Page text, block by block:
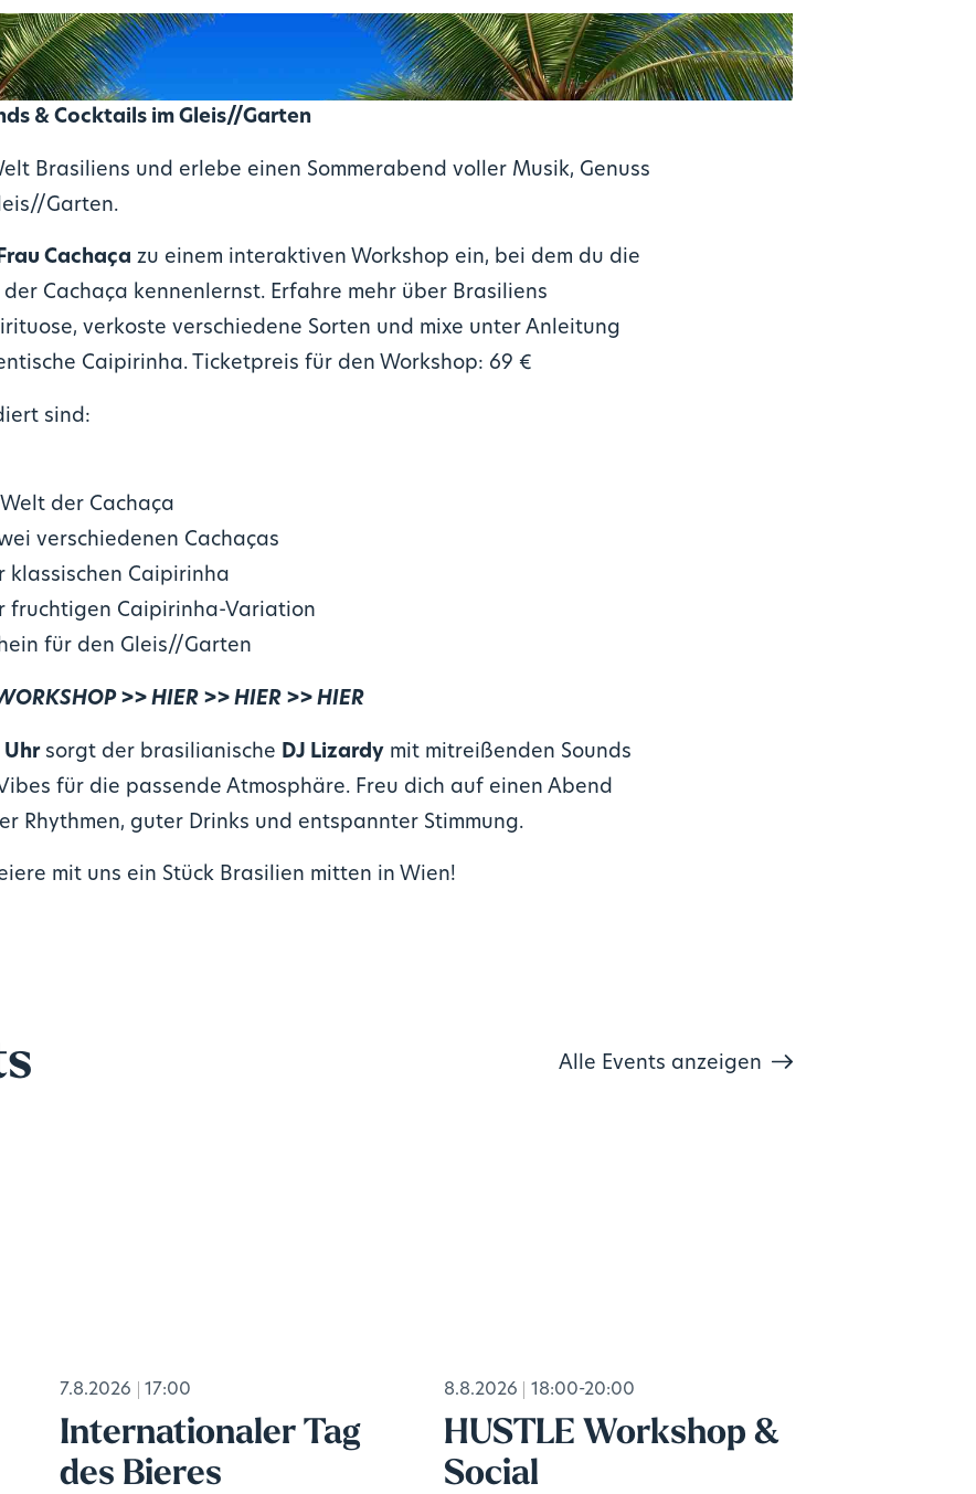
& Cocktails im Gleis//Garten
Brasiliens und erlebe einen Sommerabend voller Musik, Genuss
Garten.
Cachaça zu einem interaktiven Workshop ein, bei dem du die
Cachaça kennenlernst. Erfahre mehr über Brasiliens
verkoste verschiedene Sorten und mixe unter Anleitung
Caipirinha. Ticketpreis für den Workshop: 69 €
sind:
der Cachaça
verschiedenen Cachaças
klassischen Caipirinha
fruchtigen Caipirinha-Variation
für den Gleis//Garten
>> HIER >> HIER >> HIER
Uhrsorgt der brasilianische DJ Lizardymit mitreißenden Sounds
für die passende Atmosphäre. Freu dich auf einen Abend
Rhythmen, guter Drinks und entspannter Stimmung.
mit uns ein Stück Brasilien mitten in Wien!
Alle Events anzeigen
7.8.2026 17:00
Internationaler Tag
des Bieres
8.8.2026 18:00-20:00
HUSTLE Workshop &
Social